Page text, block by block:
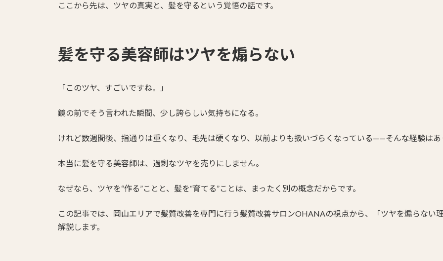
ここから先は、ツヤの真実と、髪を守るという覚悟の話です。
髪を守る美容師はツヤを煽らない
「このツヤ、すごいですね。」
鏡の前でそう言われた瞬間、少し誇らしい気持ちになる。
けれど数週間後、指通りは重くなり、毛先は硬くなり、以前よりも扱いづらくなっている——そんな経験はあ
本当に髪を守る美容師は、過剰なツヤを売りにしません。
なぜなら、ツヤを“作る”ことと、髪を“育てる”ことは、まったく別の概念だからです。
この記事では、岡山エリアで髪質改善を専門に行う髪質改善サロンOHANAの視点から、「ツヤを煽らない
解説します。